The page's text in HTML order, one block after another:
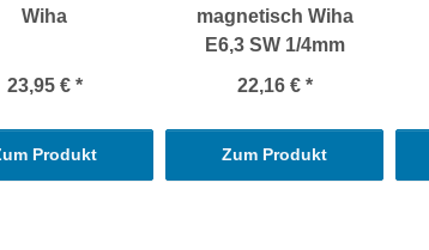
Wiha
23,95 € *
Produkt
magnetisch Wiha
E6,3 SW 1/4mm
22,16 € *
Zum Produkt